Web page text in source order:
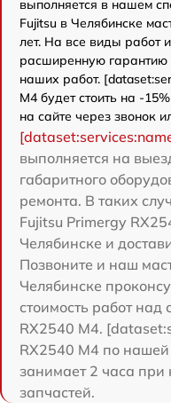
выполняется в нашем
Fujitsu в Челябинске
лет. На все виды работ
расширенную гарантию
наших работ.
M4 будет стоить на -
на сайте через звонок
выполняется на
габаритного
ремонта. В таких
Fujitsu Primergy
Челябинске и
Позвоните и наш
Челябинске
стоимость работ
RX2540 M4.
RX2540 M4 по нашей
занимает 2 часа
запчастей.